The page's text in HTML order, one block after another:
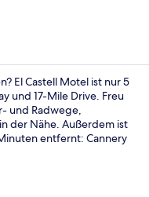
El Castell Motel ist nur 5
und 17-Mile Drive. Freu
und Radwege,
der Nähe. Außerdem ist
entfernt: Cannery
Reisenden.